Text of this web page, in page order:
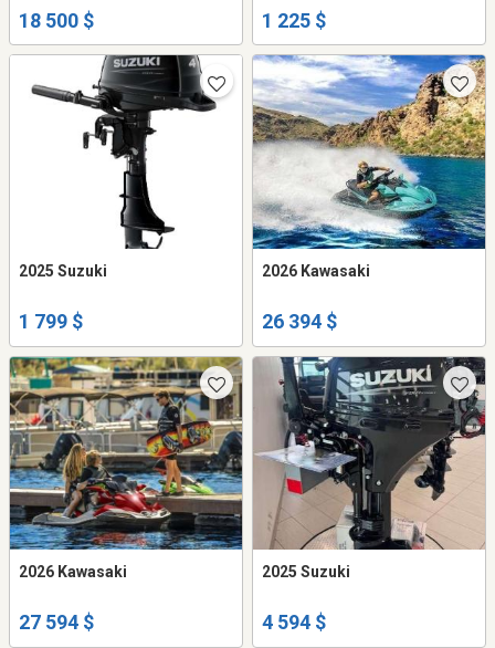
18 500 $ 1 225 $
2025 Suzuki
1 799 $
2026 Kawasaki
26 394 $
2026 Kawasaki
27 594 $
2025 Suzuki
4 594 $